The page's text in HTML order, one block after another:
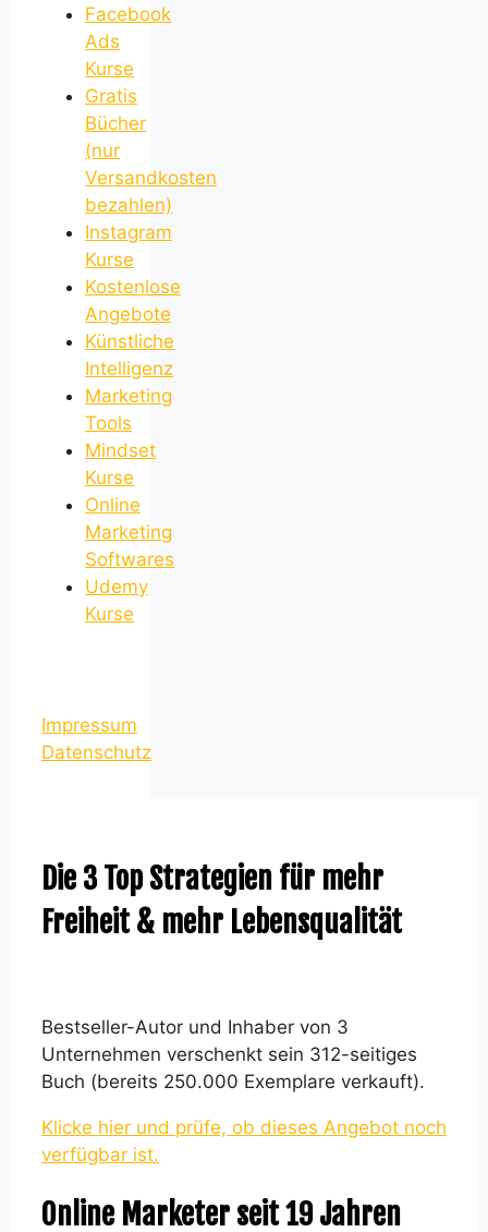
Facebook
Ads
Kurse
Gratis
Bücher
(nur
Versandkosten
bezahlen)
Instagram
Kurse
Kostenlose
Angebote
Künstliche
Intelligenz
Marketing
Tools
Mindset
Kurse
Online
Marketing
Softwares
Udemy
Kurse
Impressum
Datenschutz
Die 3 Top Strategien für mehr
Freiheit & mehr Lebensqualität
Bestseller-Autor und Inhaber von 3
Unternehmen verschenkt sein 312-seitiges
Buch (bereits 250.000 Exemplare verkauft).
Klicke hier und prüfe, ob dieses Angebot noch
verfügbar ist.
Online Marketer seit 19 Jahren